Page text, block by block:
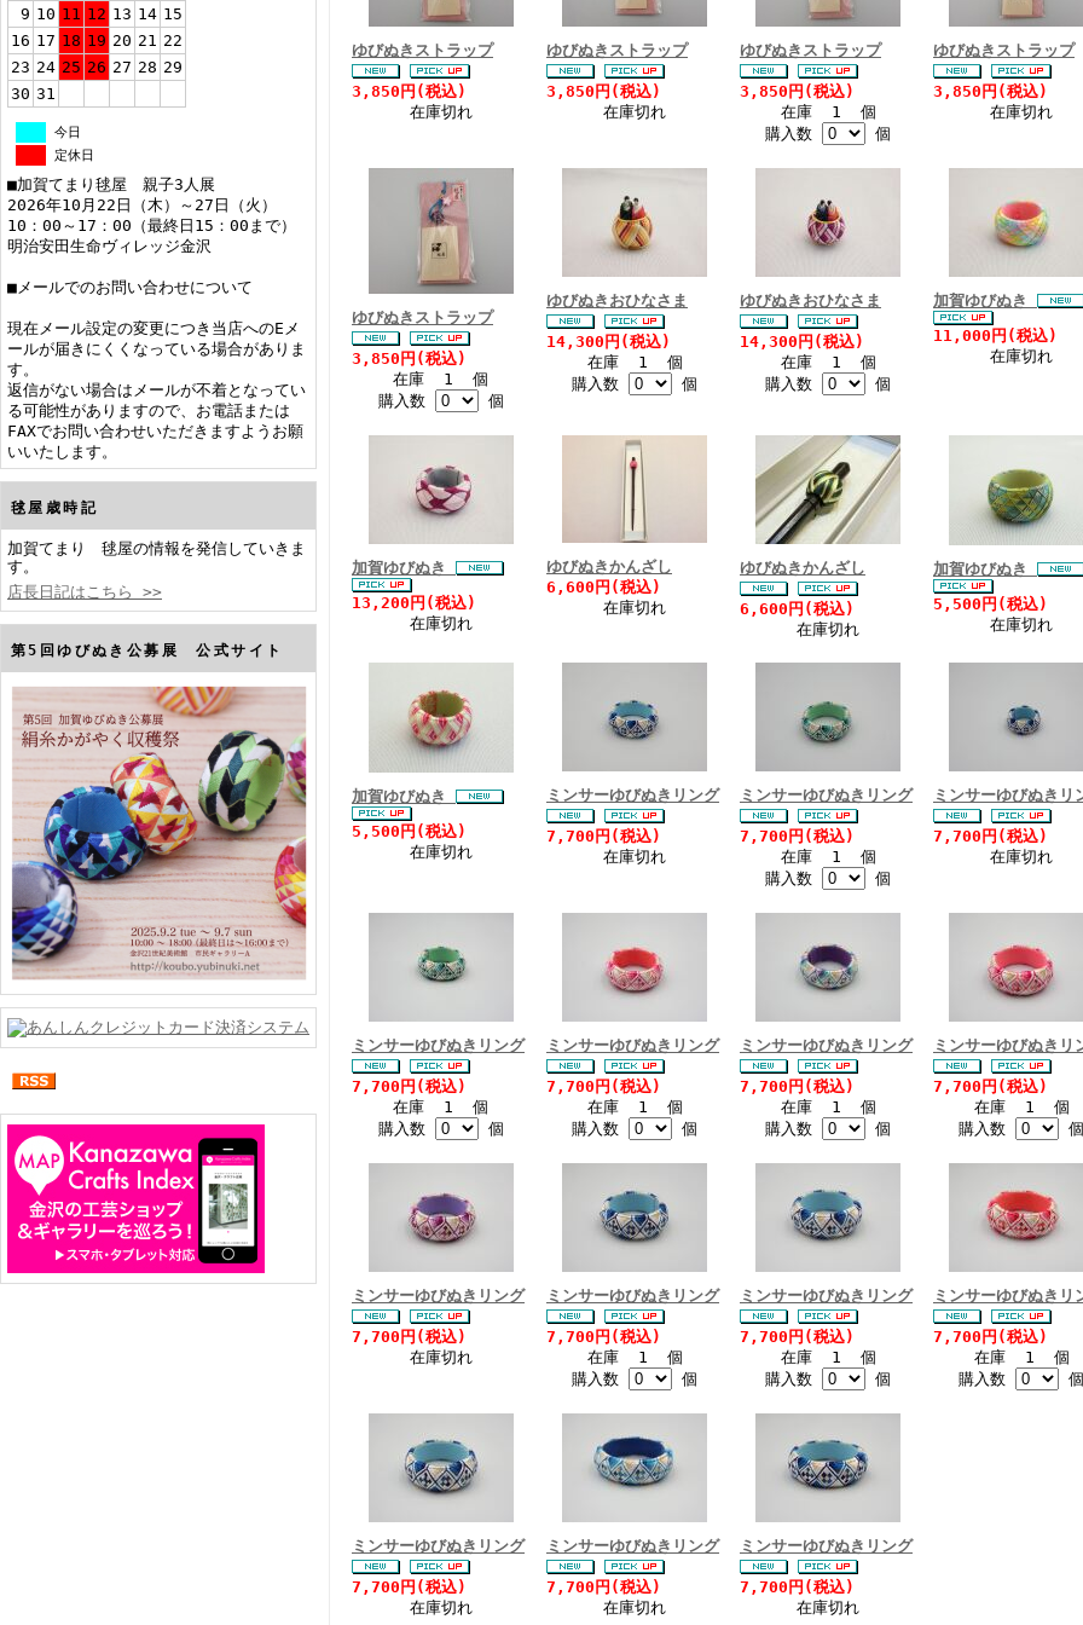
9 10 11 12 13 14 15
16 17 18 19 20 21 22
23 24 25 26 27 28 29
30 31
今日
定休日
■加賀てまり毬屋 親子3人展
2026年10月22日（木）～27日（火）
10：00～17：00（最終日15：00まで）
明治安田生命ヴィレッジ金沢
■メールでのお問い合わせについて
現在メール設定の変更につき当店へのEメ
ールが届きにくくなっている場合がありま
す。
返信がない場合はメールが不着となってい
る可能性がありますので、お電話または
FAXでお問い合わせいただきますようお願
いいたします。
毬屋歳時記
加賀てまり 毬屋の情報を発信していきま
す。
店長日記はこちら >>
第5回ゆびぬき公募展 公式サイト
ゆびぬきストラップ
3,850円(税込)
在庫切れ
ゆびぬきストラップ
3,850円(税込)
在庫切れ
ゆびぬきストラップ
3,850円(税込)
在庫 1 個
購入数
個
ゆびぬきストラップ
3,850円(税込)
在庫切れ
ゆびぬきストラップ
3,850円(税込)
在庫 1 個
購入数
個
ゆびぬきおひなさま
14,300円(税込)
在庫 1 個
購入数
個
ゆびぬきおひなさま
14,300円(税込)
在庫 1 個
購入数
個
加賀ゆびぬき
11,000円(税込)
在庫切れ
加賀ゆびぬき
13,200円(税込)
在庫切れ
ゆびぬきかんざし
6,600円(税込)
在庫切れ
ゆびぬきかんざし
6,600円(税込)
在庫切れ
加賀ゆびぬき
5,500円(税込)
在庫切れ
加賀ゆびぬき
5,500円(税込)
在庫切れ
ミンサーゆびぬきリング
7,700円(税込)
在庫切れ
ミンサーゆびぬきリング
7,700円(税込)
在庫 1 個
購入数
個
ミンサーゆびぬきリ
7,700円(税込)
在庫切れ
ミンサーゆびぬきリング
7,700円(税込)
在庫 1 個
購入数
個
ミンサーゆびぬきリング
7,700円(税込)
在庫 1 個
購入数
個
ミンサーゆびぬきリング
7,700円(税込)
在庫 1 個
購入数
個
ミンサーゆびぬきリ
7,700円(税込)
在庫 1 個
購入数
個
ミンサーゆびぬきリング
7,700円(税込)
在庫切れ
ミンサーゆびぬきリング
7,700円(税込)
在庫 1 個
購入数
個
ミンサーゆびぬきリング
7,700円(税込)
在庫 1 個
購入数
個
ミンサーゆびぬきリ
7,700円(税込)
在庫 1 個
購入数
個
ミンサーゆびぬきリング
7,700円(税込)
在庫切れ
ミンサーゆびぬきリング
7,700円(税込)
在庫切れ
ミンサーゆびぬきリング
7,700円(税込)
在庫切れ